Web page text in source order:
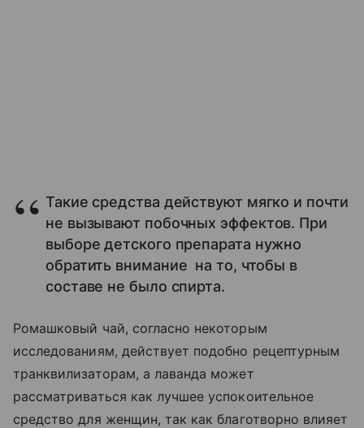
Такие средства действуют мягко и почти
не вызывают побочных эффектов. При
выборе детского препарата нужно
обратить внимание на то, чтобы в
составе не было спирта.
Ромашковый чай, согласно некоторым
исследованиям, действует подобно рецептурным
транквилизаторам, а лаванда может
рассматриваться как лучшее успокоительное
средство для женщин, так как благотворно влияет